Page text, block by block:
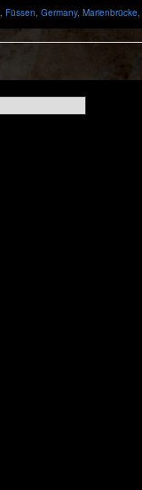
, Füssen, Germany, Marienbrücke,